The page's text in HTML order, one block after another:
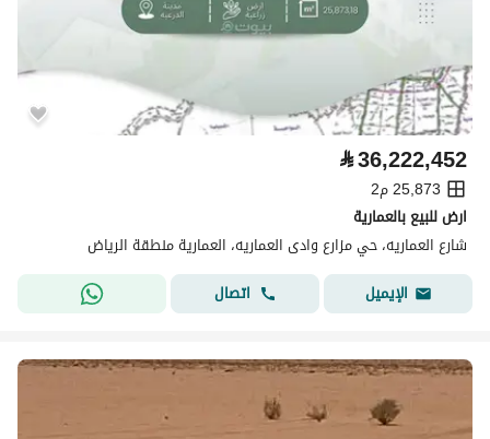
⃁36,222,452
25,873 م2
ارض للبيع بالعمارية
شارع العماريه، حي مزارع وادى العماريه، العمارية منطقة الرياض
الإيميل
اتصال